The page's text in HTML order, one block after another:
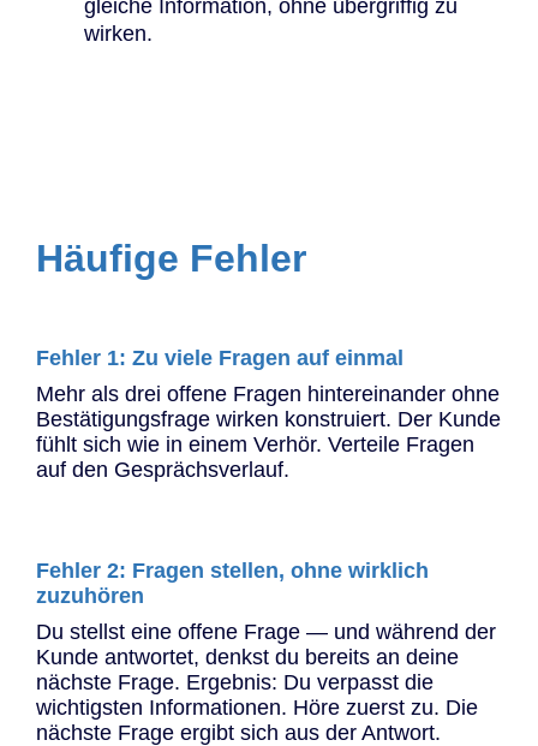
gleiche Information, ohne übergriffig zu
wirken.
Häufige Fehler
Fehler 1: Zu viele Fragen auf einmal
Mehr als drei offene Fragen hintereinander ohne
Bestätigungsfrage wirken konstruiert. Der Kunde
fühlt sich wie in einem Verhör. Verteile Fragen
auf den Gesprächsverlauf.
Fehler 2: Fragen stellen, ohne wirklich
zuzuhören
Du stellst eine offene Frage — und während der
Kunde antwortet, denkst du bereits an deine
nächste Frage. Ergebnis: Du verpasst die
wichtigsten Informationen. Höre zuerst zu. Die
nächste Frage ergibt sich aus der Antwort.